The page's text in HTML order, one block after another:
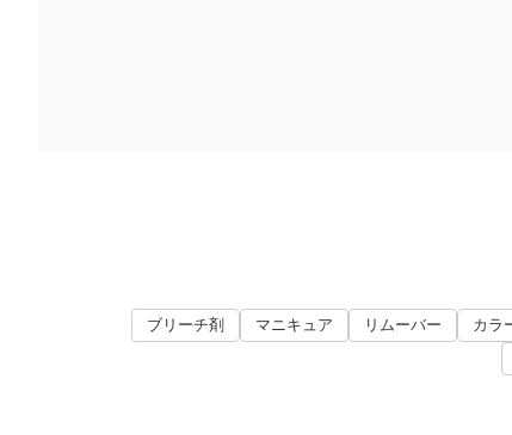
ブリーチ剤 マニキュア リムーバー カラ